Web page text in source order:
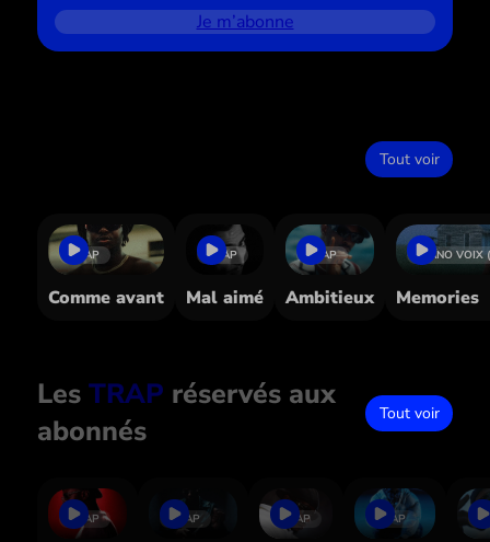
Je m’abonne
Tout voir
TRAP
Comme avant
TRAP
Mal aimé
TRAP
Ambitieux
PIANO VOIX
Memories
Les TRAP réservés aux
abonnés
Tout voir
TRAP TRAP TRAP TRAP